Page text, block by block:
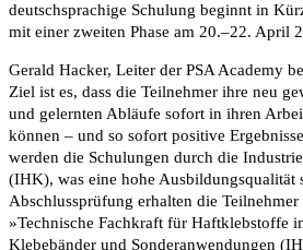
deutschsprachige Schulung beginnt in
mit einer zweiten Phase am 20.–22. April
Gerald Hacker, Leiter der PSA Academy
Ziel ist es, dass die Teilnehmer ihre neu
und gelernten Abläufe sofort in ihren
können – und so sofort positive
werden die Schulungen durch die
(IHK), was eine hohe Ausbildungsqualität
Abschlussprüfung erhalten die
»Technische Fachkraft für Haftklebstoffe
Klebebänder und Sonderanwendungen